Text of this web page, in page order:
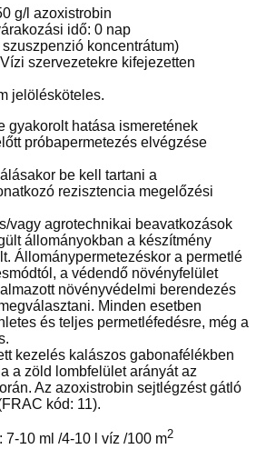
g/l azoxistrobin
idő: 0 nap
koncentrátum)
szervezetekre kifejezetten
jelölésköteles.
gyakorolt hatása ismeretének
próbapermetezés elvégzése
be kell tartani a
rezisztencia megelőzési
vagy agrotechnikai beavatkozások
állományokban a készítmény
Állománypermetezéskor a permetlé
a védendő növényfelület
növényvédelmi berendezés
Minden esetben
és teljes permetléfedésre, még a
kezelés kalászos gabonafélékben
a zöld lombfelület arányát az
Az azoxistrobin sejtlégzést gátló
kód: 11).
7-10 ml /4-10 l víz /100 m2